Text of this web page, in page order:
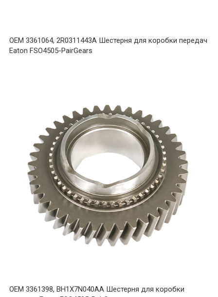
OEM 3361064, 2R0311443A Шестерня для коробки передач
Eaton FSO4505-PairGears
OEM 3361398, BH1X7N040AA Шестерня для коробки